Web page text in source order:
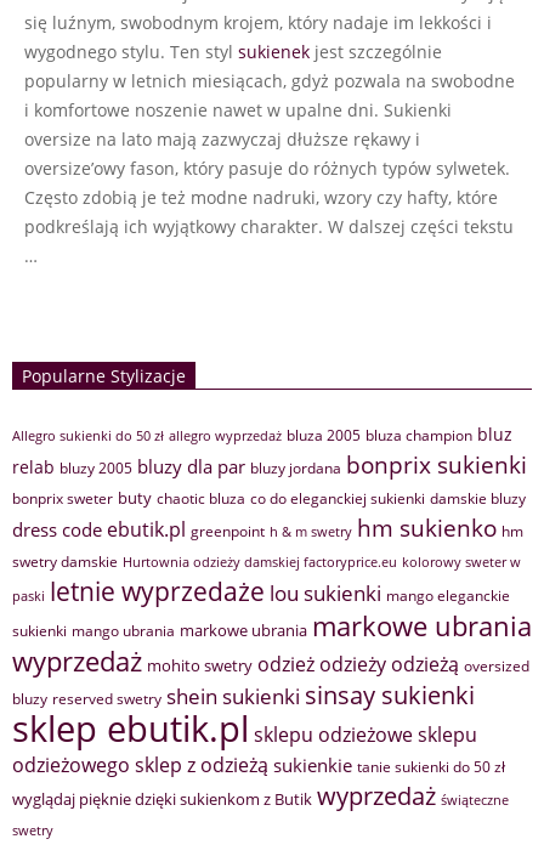
się luźnym, swobodnym krojem, który nadaje im lekkości i
wygodnego stylu. Ten styl sukienek jest szczególnie
popularny w letnich miesiącach, gdyż pozwala na swobodne
i komfortowe noszenie nawet w upalne dni. Sukienki
oversize na lato mają zazwyczaj dłuższe rękawy i
oversize’owy fason, który pasuje do różnych typów sylwetek.
Często zdobią je też modne nadruki, wzory czy hafty, które
podkreślają ich wyjątkowy charakter. W dalszej części tekstu
…
Popularne Stylizacje
Allegro sukienki do 50 zł allegro wyprzedaż bluza 2005 bluza champion bluz
relab bluzy 2005 bluzy dla par bluzy jordana bonprix sukienki
bonprix sweter buty chaotic bluza co do eleganckiej sukienki damskie bluzy
dress code ebutik.pl greenpoint h & m swetry hm sukienko hm
swetry damskie Hurtownia odzieży damskiej factoryprice.eu kolorowy sweter w
paski letnie wyprzedaże lou sukienki mango eleganckie
sukienki mango ubrania markowe ubrania markowe ubrania
wyprzedaż mohito swetry odzież odzieży odzieżą oversized
bluzy reserved swetry shein sukienki sinsay sukienki
sklep ebutik.pl sklepu odzieżowesklepu
odzieżowego sklep z odzieżą sukienkie tanie sukienki do 50 zł
wyglądaj pięknie dzięki sukienkom z Butik wyprzedaż świąteczne
swetry